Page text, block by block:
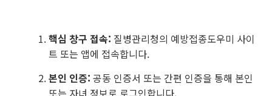
핵심 창구 접속: 질병관리청의 예방접종도우미 사이
트 또는 앱에 접속합니다.
본인 인증: 공동 인증서 또는 간편 인증을 통해 본인
또는 자녀 정보로 로그인합니다.